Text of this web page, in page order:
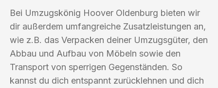
Bei Umzugskönig Hoover Oldenburg bieten wir
dir außerdem umfangreiche Zusatzleistungen an,
wie z.B. das Verpacken deiner Umzugsgüter, den
Abbau und Aufbau von Möbeln sowie den
Transport von sperrigen Gegenständen. So
kannst du dich entspannt zurücklehnen und dich